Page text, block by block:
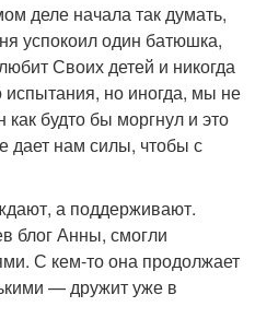
деле начала так думать,
успокоил один батюшка,
Своих детей и никогда
но иногда, мы не
будто бы моргнул и это
дает нам силы, чтобы с
а поддерживают.
блог Анны, смогли
С кем-то она продолжает
— дружит уже в